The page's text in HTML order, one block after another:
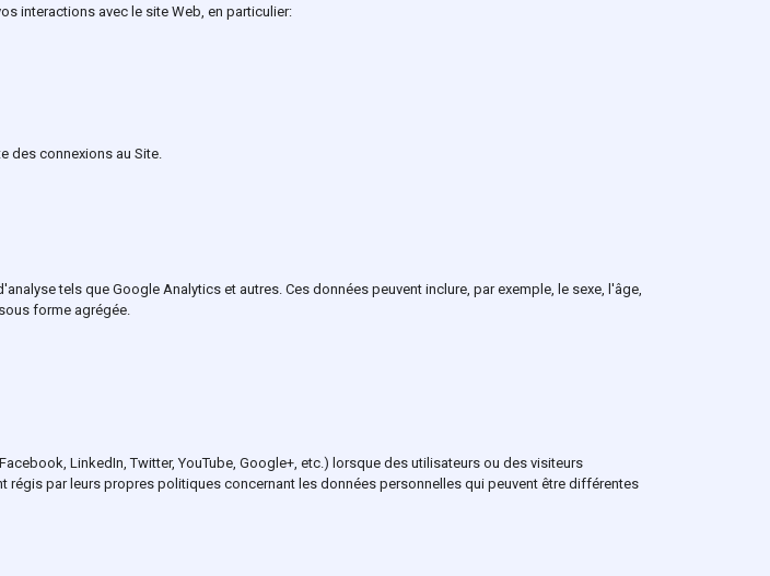
interactions avec le site Web, en particulier:
des connexions au Site.
tels que Google Analytics et autres. Ces données peuvent inclure, par exemple, le sexe, l'âge,
forme agrégée.
LinkedIn, Twitter, YouTube, Google+, etc.) lorsque des utilisateurs ou des visiteurs
par leurs propres politiques concernant les données personnelles qui peuvent être différentes